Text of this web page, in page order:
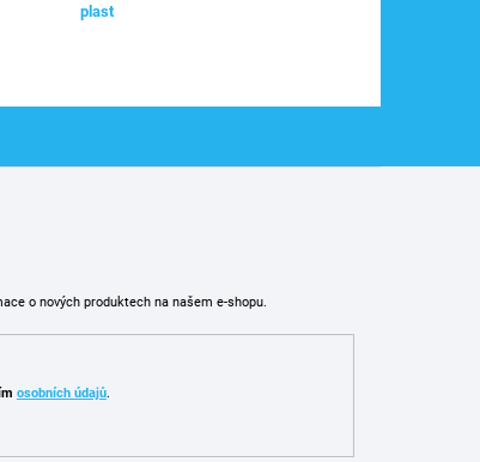
plast
o nových produktech na našem e-shopu.
osobních údajů.